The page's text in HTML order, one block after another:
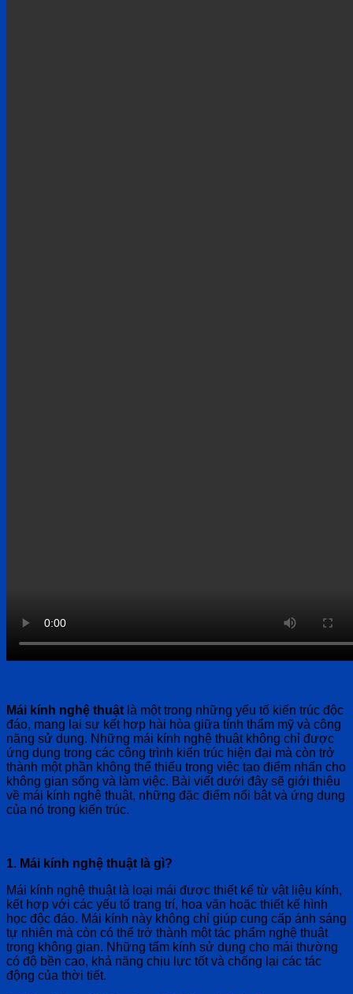
Mái kính nghệ thuật là một trong những yếu tố kiến trúc độc
đáo, mang lại sự kết hợp hài hòa giữa tính thẩm mỹ và công
năng sử dụng. Những mái kính nghệ thuật không chỉ được
ứng dụng trong các công trình kiến trúc hiện đại mà còn trở
thành một phần không thể thiếu trong việc tạo điểm nhấn cho
không gian sống và làm việc. Bài viết dưới đây sẽ giới thiệu
về mái kính nghệ thuật, những đặc điểm nổi bật và ứng dụng
của nó trong kiến trúc.
1. Mái kính nghệ thuật là gì?
Mái kính nghệ thuật là loại mái được thiết kế từ vật liệu kính,
kết hợp với các yếu tố trang trí, hoa văn hoặc thiết kế hình
học độc đáo. Mái kính này không chỉ giúp cung cấp ánh sáng
tự nhiên mà còn có thể trở thành một tác phẩm nghệ thuật
trong không gian. Những tấm kính sử dụng cho mái thường
có độ bền cao, khả năng chịu lực tốt và chống lại các tác
động của thời tiết.